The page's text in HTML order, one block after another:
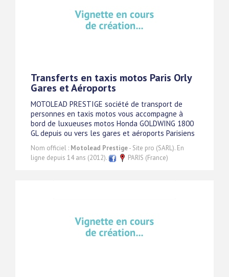
Transferts en taxis motos Paris Orly
Gares et Aéroports
MOTOLEAD PRESTIGE société de transport de
personnes en taxis motos vous accompagne à
bord de luxueuses motos Honda GOLDWING 1800
GL depuis ou vers les gares et aéroports Parisiens
Nom officiel : Motolead Prestige- Site pro (SARL). En
ligne depuis 14 ans (2012).
PARIS (France)